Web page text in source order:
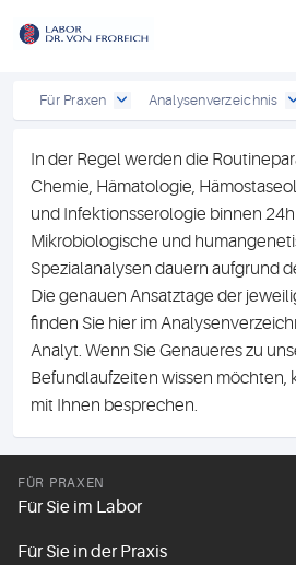
Für Praxen Analysenverzeichnis
In der Regel werden die
Chemie, Hämatologie,
und Infektionsserologie binnen 24h
Mikrobiologische und
Spezialanalysen dauern aufgrund
Die genauen Ansatztage der
finden Sie hier im
Analyt. Wenn Sie Genaueres zu
Befundlaufzeiten wissen möchten,
mit Ihnen besprechen.
FÜR PRAXEN
Für Sie im Labor
Für Sie in der Praxis